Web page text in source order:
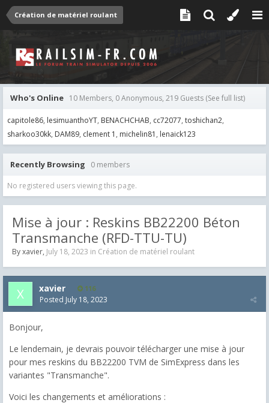
Création de matériel roulant
Who's Online 10 Members, 0 Anonymous, 219 Guests (See full list)
capitole86 lesimuanthoYT BENACHCHAB cc72077 toshichan2
sharkoo30kk DAM89 clement 1 michelin81 lenaick123
Recently Browsing 0 members
No registered users viewing this page.
Mise à jour : Reskins BB22200 Béton
Transmanche (RFD-TTU-TU)
Byxavier, July 18, 2023 in Création de matériel roulant
xavier 116
Posted July 18, 2023
Bonjour,
Le lendemain, je devrais pouvoir télécharger une mise à jour
pour mes reskins du BB22200 TVM de SimExpress dans les
variantes "Transmanche".
Voici les changements et améliorations :